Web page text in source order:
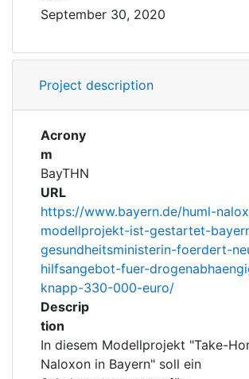
September 30, 2020
Project description
Acrony
m
BayTHN
URL
https://www.bayern.de/huml-
modellprojekt-ist-gestartet-
gesundheitsministerin-foerdert-
hilfsangebot-fuer-
knapp-330-000-euro/
Descrip
tion
In diesem Modellprojekt "Take-
Naloxon in Bayern" soll ein